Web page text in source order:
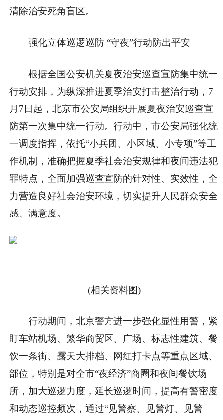
清除治安死角盲区。
强化立体巡逻巡防 “守夜”行动防出平安
根据全国公安机关夏夜治安巡查宣防集中统一
行动安排，为纵深推进夏季治安打击整治行动，7
月7日起，北京市公安局组织开展夏夜治安巡查宣
防第一次集中统一行动。行动中，市公安局强化统
一调度指挥，依托“小兵团、小区域、小专项”等工
作机制，准确把握夏季社会治安规律和夜间违法犯
罪特点，全面加强巡查宣防的针对性、实效性，全
力营造良好社会治安环境，切实提升人民群众安全
感、满意度。
(相关资料图)
行动期间，北京警方进一步强化显性用警，紧
盯车站机场、繁华商贸区、广场、标志性建筑、餐
饮一条街、露天大排档、网红打卡点等重点区域、
部位，特别是对全市“夜经济”商圈和夜间餐饮场
所，加大巡逻力度，延长巡逻时间，提高有警密度
和动态巡控频次，通过“见警察、见警灯、见警